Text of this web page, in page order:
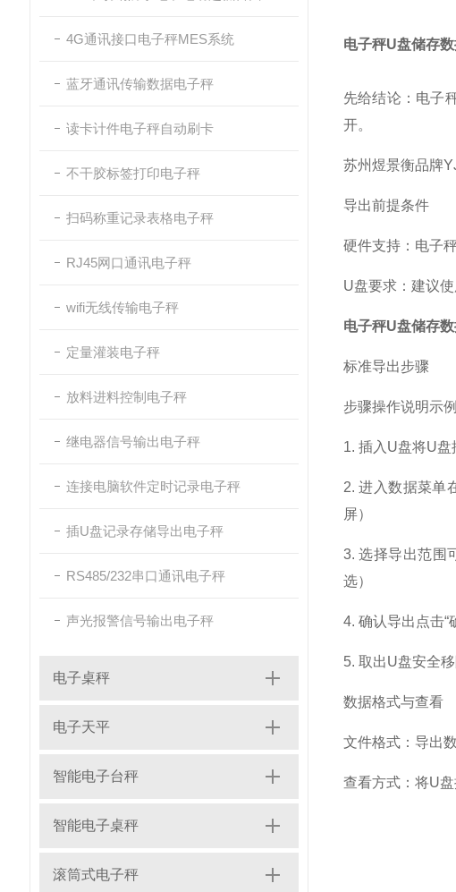
4G通讯接口电子秤MES系统
蓝牙通讯传输数据电子秤
读卡计件电子秤自动刷卡
不干胶标签打印电子秤
扫码称重记录表格电子秤
RJ45网口通讯电子秤
wifi无线传输电子秤
定量灌装电子秤
放料进料控制电子秤
继电器信号输出电子秤
连接电脑软件定时记录电子秤
插U盘记录存储导出电子秤
RS485/232串口通讯电子秤
声光报警信号输出电子秤
电子桌秤
电子天平
智能电子台秤
智能电子桌秤
滚筒式电子秤
电子秤U盘储存
先给结论：电子
开。
苏州煜景衡品牌
导出前提条件
硬件支持：电子
U盘要求：建议
电子秤U盘储存
标准导出步骤
步骤操作说明示
1. 插入U盘将U盘
2. 进入数据菜单
屏）
3. 选择导出范围
选）
4. 确认导出 点击“
5. 取出U盘安全
数据格式与查看
文件格式：导出
查看方式：将U